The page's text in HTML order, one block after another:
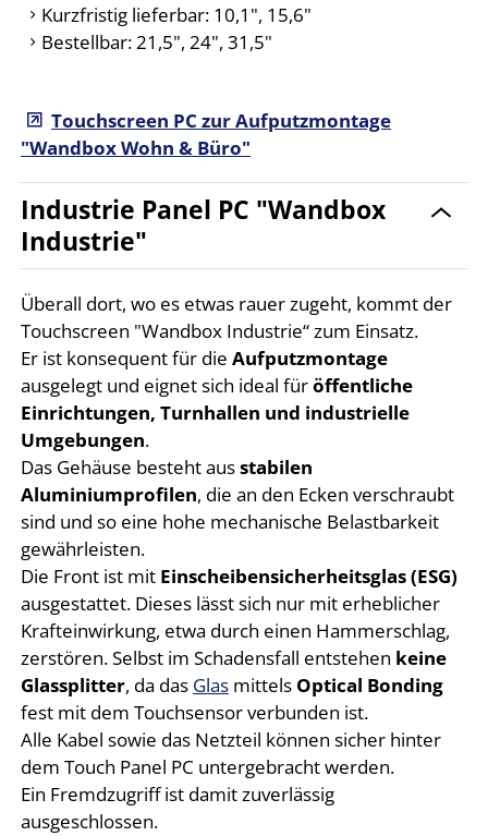
Kurzfristig lieferbar: 10,1", 15,6"
Bestellbar: 21,5", 24", 31,5"
Touchscreen PC zur Aufputzmontage
"Wandbox Wohn & Büro"
Industrie Panel PC "Wandbox
Industrie"
Überall dort, wo es etwas rauer zugeht, kommt der
Touchscreen "Wandbox Industrie“ zum Einsatz.
Er ist konsequent für die Aufputzmontage
ausgelegt und eignet sich ideal füröffentliche
Einrichtungen, Turnhallen und industrielle
Umgebungen.
Das Gehäuse besteht ausstabilen
Aluminiumprofilen, die an den Ecken verschraubt
sind und so eine hohe mechanische Belastbarkeit
gewährleisten.
Die Front ist mit Einscheibensicherheitsglas (ESG)
ausgestattet. Dieses lässt sich nur mit erheblicher
Krafteinwirkung, etwa durch einen Hammerschlag,
zerstören. Selbst im Schadensfall entstehen keine
Glassplitter, da das Glas mittels Optical Bonding
fest mit dem Touchsensor verbunden ist.
Alle Kabel sowie das Netzteil können sicher hinter
dem Touch Panel PC untergebracht werden.
Ein Fremdzugriff ist damit zuverlässig
ausgeschlossen.